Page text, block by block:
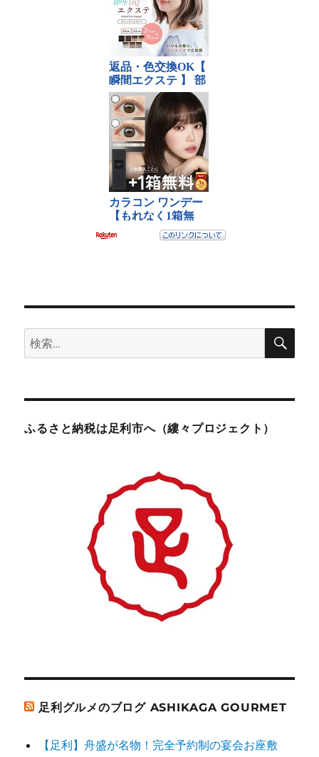
検
索:
検
ふるさと納税は足利市へ（縷々プロジェクト）
足利グルメのブログ ASHIKAGA GOURMET
【足利】舟盛が名物！完全予約制の宴会お座敷